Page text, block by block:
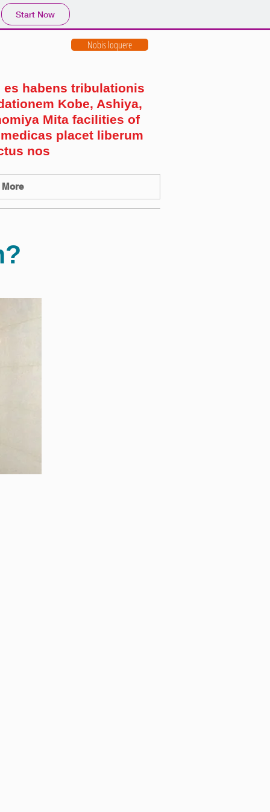
Start Now
Nobis loquere
es habens tribulationis
Kobe, Ashiya,
Mita facilities of
placet liberum
nos
More